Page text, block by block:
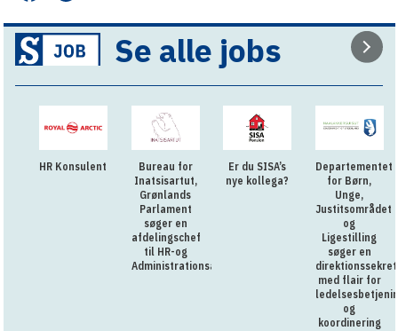
Se alle jobs
HR Konsulent
Bureau for
Inatsisartut,
Grønlands
Parlament
søger en
afdelingschef
til HR-og
Administrationsafdelingen
Er du SISA’s
nye kollega?
Departementet
for Børn,
Unge,
Justitsområdet
og
Ligestilling
søger en
med flair for
og
koordinering